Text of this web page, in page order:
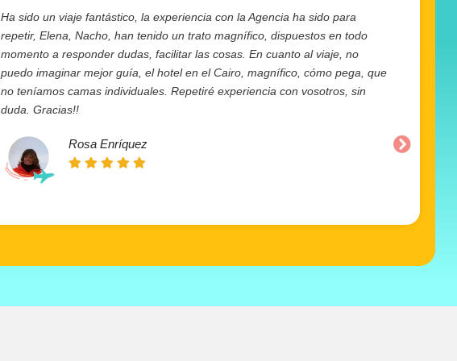
Ha sido un viaje fantástico, la experiencia con la Agencia ha sido para
repetir, Elena, Nacho, han tenido un trato magnífico, dispuestos en todo
momento a responder dudas, facilitar las cosas. En cuanto al viaje, no
puedo imaginar mejor guía, el hotel en el Cairo, magnífico, cómo pega, que
no teníamos camas individuales. Repetiré experiencia con vosotros, sin
duda. Gracias!!
Rosa Enríquez